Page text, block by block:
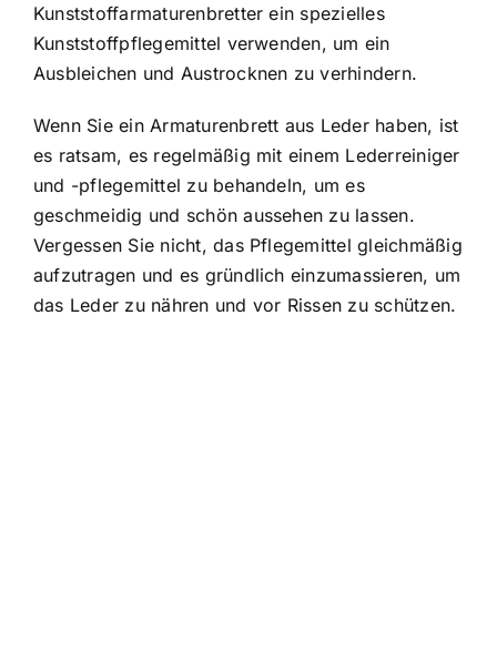
Kunststoffarmaturenbretter ein spezielles
Kunststoffpflegemittel verwenden, um ein
Ausbleichen und Austrocknen zu verhindern.
Wenn Sie ein Armaturenbrett aus Leder haben, ist
es ratsam, es regelmäßig mit einem Lederreiniger
und -pflegemittel zu behandeln, um es
geschmeidig und schön aussehen zu lassen.
Vergessen Sie nicht, das Pflegemittel gleichmäßig
aufzutragen und es gründlich einzumassieren, um
das Leder zu nähren und vor Rissen zu schützen.